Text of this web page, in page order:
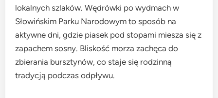
lokalnych szlaków. Wędrówki po wydmach w
Słowińskim Parku Narodowym to sposób na
aktywne dni, gdzie piasek pod stopami miesza się z
zapachem sosny. Bliskość morza zachęca do
zbierania bursztynów, co staje się rodzinną
tradycją podczas odpływu.